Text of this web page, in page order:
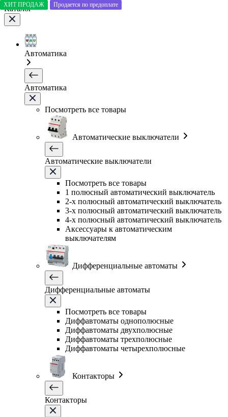
Каталог
Автоматика
Автоматика
Посмотреть все товары
Автоматические выключатели
Автоматические выключатели
Посмотреть все товары
1 полюсный автоматический выключатель
2-х полюсный автоматический выключатель
3-х полюсный автоматический выключатель
4-х полюсный автоматический выключатель
Аксессуары к автоматическим
выключателям
Дифференциальные автоматы
Дифференциальные автоматы
Посмотреть все товары
Диффавтоматы однополюсные
Диффавтоматы двухполюсные
Диффавтоматы трехполюсные
Диффавтоматы четырехполюсные
Контакторы
Контакторы
ХИТ ПРОДАЖ Продается по предоплате